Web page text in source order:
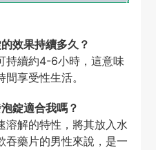
效果持續多久？
持續約4-6小時，這意味
享受性生活。
錠適合我嗎？
溶解的特性，將其放入水
吞藥片的男性來說，是一